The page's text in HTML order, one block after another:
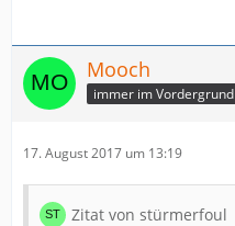
Mooch
immer im Vordergrund
17. August 2017 um 13:19
Zitat von stürmerfoul